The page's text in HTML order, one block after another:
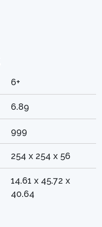
6+
6.89
999
254 x 254 x 56
14.61 x 45.72 x
40.64